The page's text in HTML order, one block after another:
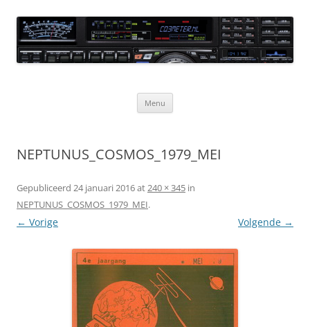
naar
de
inhoud CQ3meter
Website door en voor radio-amateurs
Menu
NEPTUNUS_COSMOS_1979_MEI
Gepubliceerd 24 januari 2016at240 × 345 in
NEPTUNUS_COSMOS_1979_MEI.
← Vorige Volgende →